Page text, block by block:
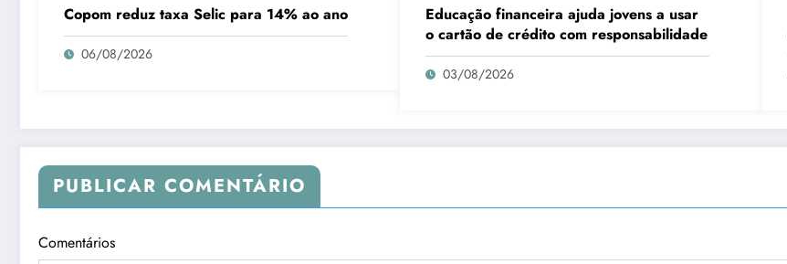
Copom reduz taxa Selic para 14% ao ano
06/08/2026
Educação financeira ajuda jovens a usar
o cartão de crédito com responsabilidade
03/08/2026
PUBLICAR COMENTÁRIO
Comentários